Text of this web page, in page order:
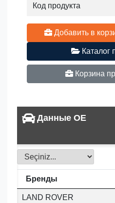
Код продукта
Добавить в
Каталог
Корзина
Данные OE
Бренды
LAND ROVER